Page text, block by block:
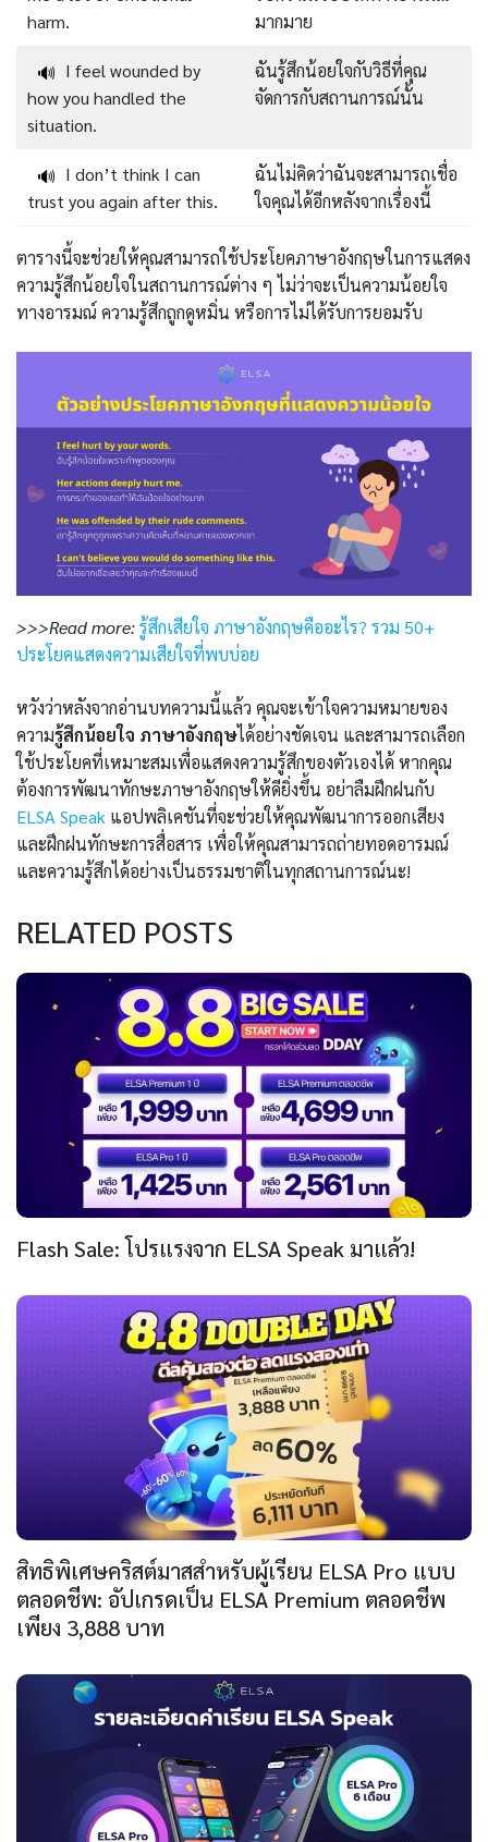
harm.
มากมาย
🔊 I feel wounded by
how you handled the
situation.
ฉันรู้สึกน้อยใจกับวิธีที่คุณ
จัดการกับสถานการณ์นั้น
🔊 I don’t think I can
trust you again after this.
ฉันไม่คิดว่าฉันจะสามารถเชื่อ
ใจคุณได้อีกหลังจากเรื่องนี้
ตารางนี้จะช่วยให้คุณสามารถใช้ประโยคภาษาอังกฤษในการแสดง
ความรู้สึกน้อยใจในสถานการณ์ต่าง ๆ ไม่ว่าจะเป็นความน้อยใจ
ทางอารมณ์ ความรู้สึกถูกดูหมิ่น หรือการไม่ได้รับการยอมรับ
>>>Read more:รู้สึกเสียใจ ภาษาอังกฤษคืออะไร? รวม 50+
ประโยคแสดงความเสียใจที่พบบ่อย
หวังว่าหลังจากอ่านบทความนี้แล้ว คุณจะเข้าใจความหมายของ
ความรู้สึกน้อยใจ ภาษาอังกฤษได้อย่างชัดเจน และสามารถเลือก
ใช้ประโยคที่เหมาะสมเพื่อแสดงความรู้สึกของตัวเองได้ หากคุณ
ต้องการพัฒนาทักษะภาษาอังกฤษให้ดียิ่งขึ้น อย่าลืมฝึกฝนกับ
ELSA Speak แอปพลิเคชันที่จะช่วยให้คุณพัฒนาการออกเสียง
และฝึกฝนทักษะการสื่อสาร เพื่อให้คุณสามารถถ่ายทอดอารมณ์
และความรู้สึกได้อย่างเป็นธรรมชาติในทุกสถานการณ์นะ!
RELATED POSTS
Flash Sale: โปรแรงจาก ELSA Speak มาแล้ว!
สิทธิพิเศษคริสต์มาสสำหรับผู้เรียน ELSA Pro แบบ
ตลอดชีพ: อัปเกรดเป็น ELSA Premium ตลอดชีพ
เพียง 3,888 บาท